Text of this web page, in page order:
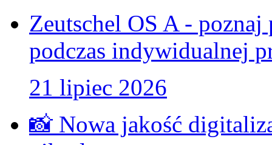
Zeutschel OS A -
podczas indywidualnej
21 lipiec 2026
📸 Nowa jakość